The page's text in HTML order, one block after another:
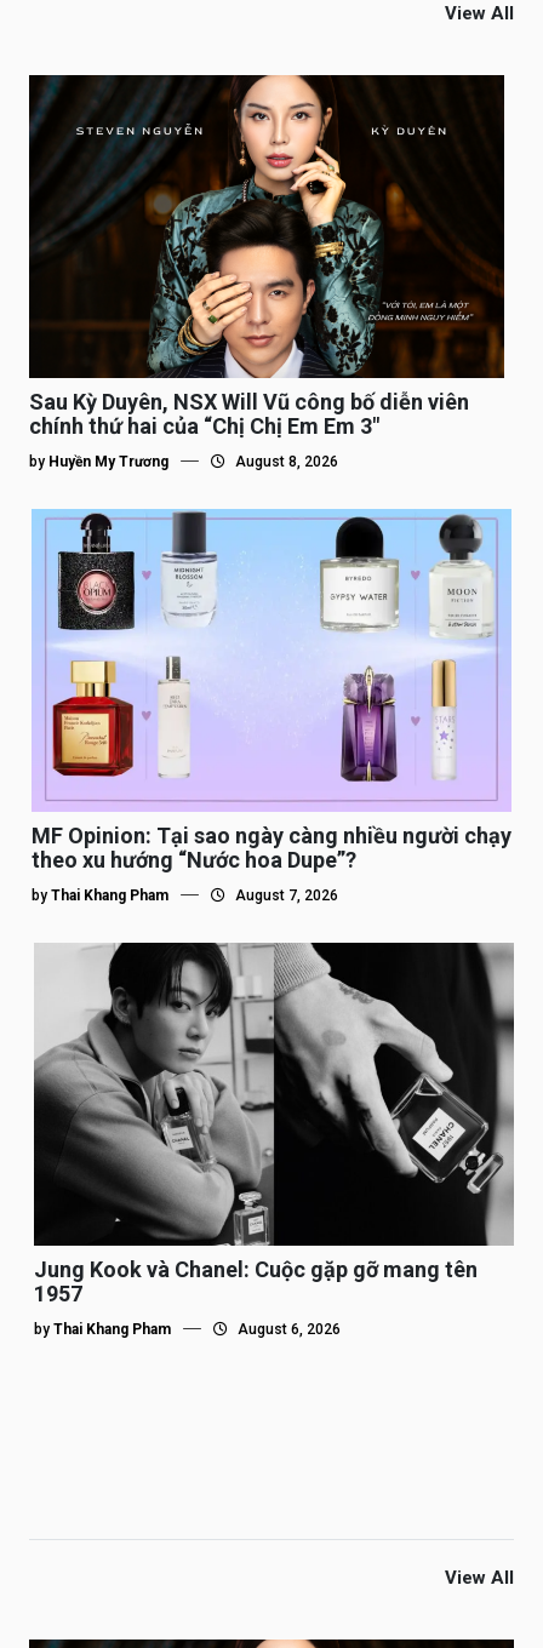
View All
Sau Kỳ Duyên, NSX Will Vũ công bố diễn viên
chính thứ hai của “Chị Chị Em Em 3″
by Huyền My Trương August 8, 2026
MF Opinion: Tại sao ngày càng nhiều người chạy
theo xu hướng “Nước hoa Dupe”?
by Thai Khang Pham August 7, 2026
Jung Kook và Chanel: Cuộc gặp gỡ mang tên
1957
by Thai Khang Pham August 6, 2026
View All